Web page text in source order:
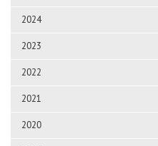
2024
2023
2022
2021
2020